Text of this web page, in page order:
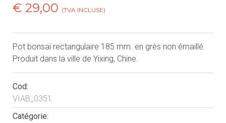
€ 29,00 (TVA INCLUSE)
Pot bonsaï rectangulaire 185 mm. en grès non émaillé.
Produit dans la ville de Yixing, Chine.
Cod:
VIAB_0351
Catégorie: